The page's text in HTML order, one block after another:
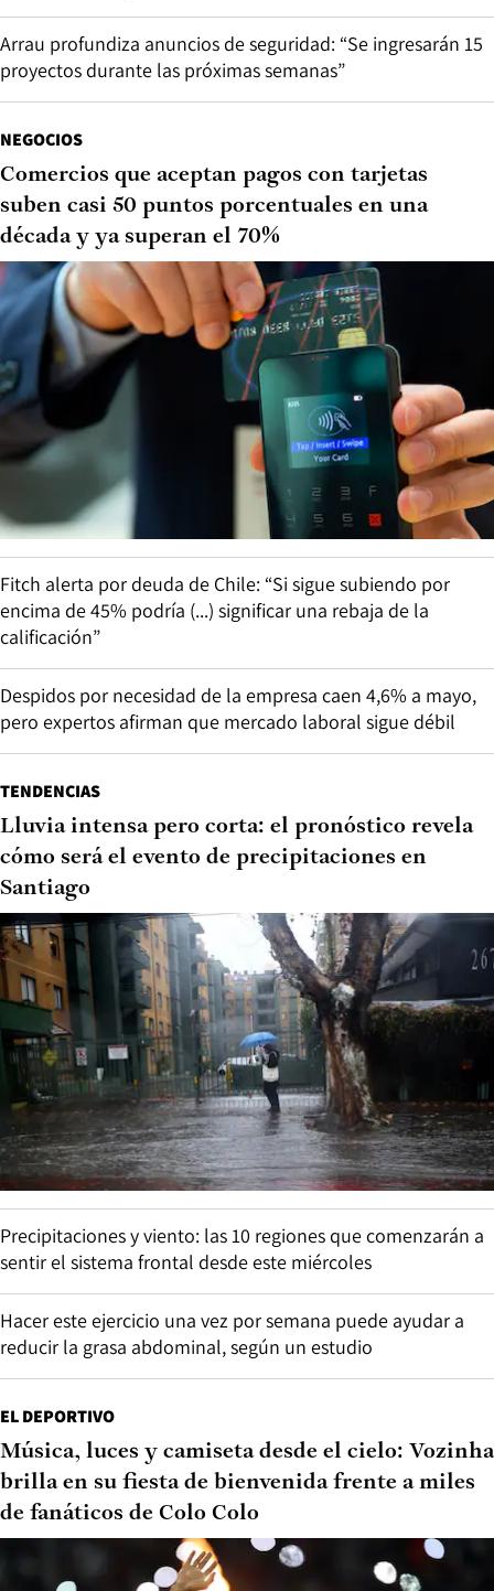
Arrau profundiza anuncios de seguridad: “Se ingresarán 15
proyectos durante las próximas semanas”
NEGOCIOS
Comercios que aceptan pagos con tarjetas
suben casi 50 puntos porcentuales en una
década y ya superan el 70%
Fitch alerta por deuda de Chile: “Si sigue subiendo por
encima de 45% podría (...) significar una rebaja de la
calificación”
Despidos por necesidad de la empresa caen 4,6% a mayo,
pero expertos afirman que mercado laboral sigue débil
TENDENCIAS
Lluvia intensa pero corta: el pronóstico revela
cómo será el evento de precipitaciones en
Santiago
Precipitaciones y viento: las 10 regiones que comenzarán a
sentir el sistema frontal desde este miércoles
Hacer este ejercicio una vez por semana puede ayudar a
reducir la grasa abdominal, según un estudio
EL DEPORTIVO
Música, luces y camiseta desde el cielo: Vozinha
brilla en su fiesta de bienvenida frente a miles
de fanáticos de Colo Colo